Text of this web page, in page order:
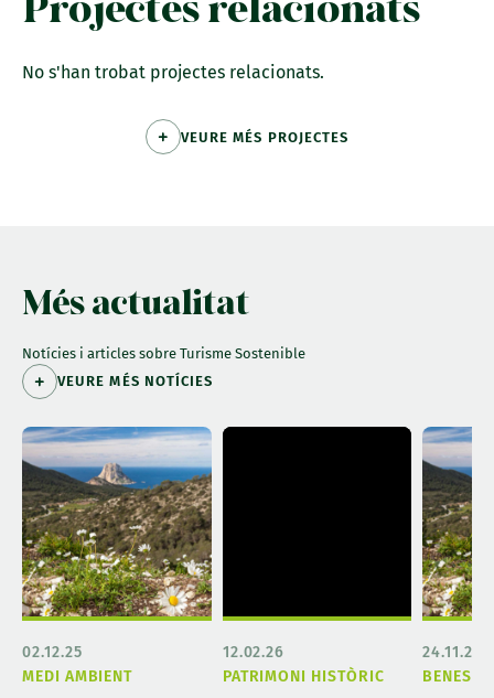
No s'han trobat projectes relacionats.
VEURE MÉS PROJECTES
Més actualitat
Notícies i articles sobre Turisme Sostenible
VEURE MÉS NOTÍCIES
MEDI AMBIENT
02.12.25
PATRIMONI HISTÒRIC
12.02.26 24.11.25